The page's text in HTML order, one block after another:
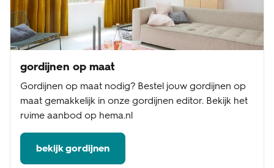
gordijnen op maat
Gordijnen op maat nodig? Bestel jouw gordijnen op
maat gemakkelijk in onze gordijnen editor. Bekijk het
ruime aanbod op hema.nl
bekijk gordijnen